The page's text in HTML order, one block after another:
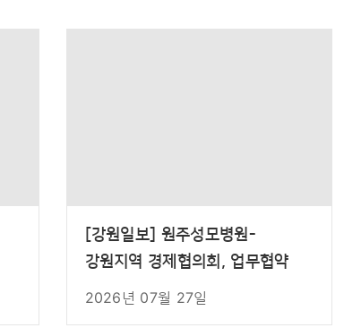
[강원일보] 원주성모병원-
강원지역 경제협의회, 업무협약
2026년 07월 27일